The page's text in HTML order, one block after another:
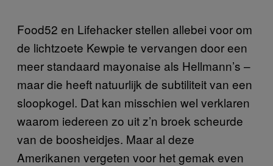
Food52 en Lifehacker stellen allebei voor om
de lichtzoete Kewpie te vervangen door een
meer standaard mayonaise als Hellmann’s –
maar die heeft natuurlijk de subtiliteit van een
sloopkogel. Dat kan misschien wel verklaren
waarom iedereen zo uit z’n broek scheurde
van de boosheidjes. Maar al deze
Amerikanen vergeten voor het gemak even